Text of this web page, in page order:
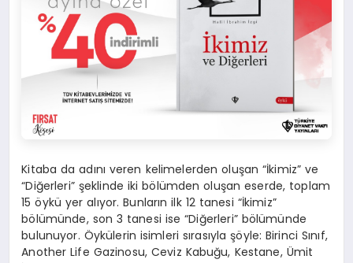
Kitaba da adını veren kelimelerden oluşan “İkimiz” ve
“Diğerleri” şeklinde iki bölümden oluşan eserde, toplam
15 öykü yer alıyor. Bunların ilk 12 tanesi “İkimiz”
bölümünde, son 3 tanesi ise “Diğerleri” bölümünde
bulunuyor. Öykülerin isimleri sırasıyla şöyle: Birinci Sınıf,
Another Life Gazinosu, Ceviz Kabuğu, Kestane, Ümit